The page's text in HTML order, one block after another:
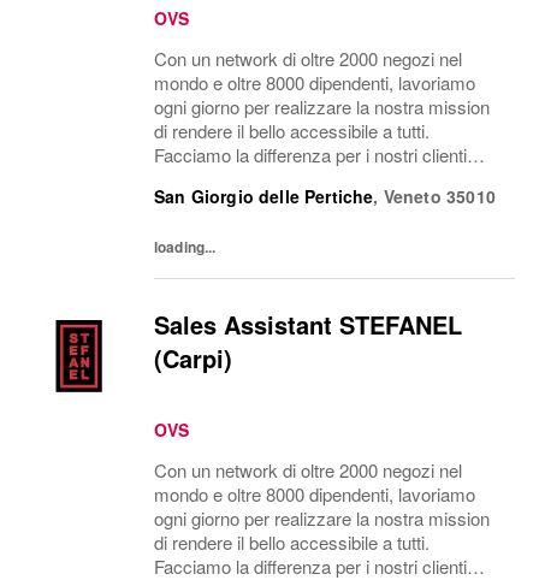
OVS
Con un network di oltre 2000 negozi nel
mondo e oltre 8000 dipendenti, lavoriamo
ogni giorno per realizzare la nostra mission
di rendere il bello accessibile a tutti.
Facciamo la differenza per i nostri clienti
OVS Kids, UPIM, Blukids, Croff, Les...
San Giorgio delle Pertiche, Veneto 35010
loading...
Sales Assistant STEFANEL
(Carpi)
OVS
Con un network di oltre 2000 negozi nel
mondo e oltre 8000 dipendenti, lavoriamo
ogni giorno per realizzare la nostra mission
di rendere il bello accessibile a tutti.
Facciamo la differenza per i nostri clienti